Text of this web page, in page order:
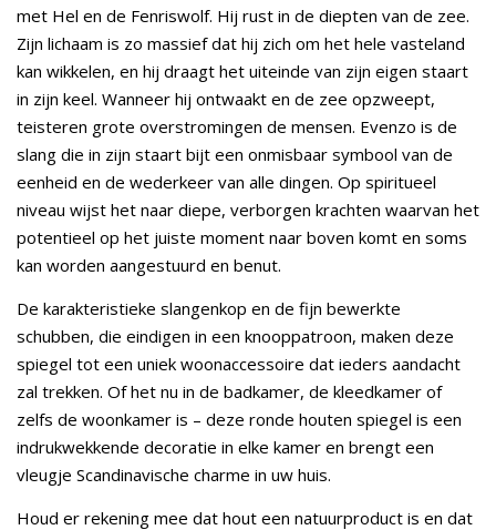
met Hel en de Fenriswolf. Hij rust in de diepten van de zee.
Zijn lichaam is zo massief dat hij zich om het hele vasteland
kan wikkelen, en hij draagt het uiteinde van zijn eigen staart
in zijn keel. Wanneer hij ontwaakt en de zee opzweept,
teisteren grote overstromingen de mensen. Evenzo is de
slang die in zijn staart bijt een onmisbaar symbool van de
eenheid en de wederkeer van alle dingen. Op spiritueel
niveau wijst het naar diepe, verborgen krachten waarvan het
potentieel op het juiste moment naar boven komt en soms
kan worden aangestuurd en benut.
De karakteristieke slangenkop en de fijn bewerkte
schubben, die eindigen in een knooppatroon, maken deze
spiegel tot een uniek woonaccessoire dat ieders aandacht
zal trekken. Of het nu in de badkamer, de kleedkamer of
zelfs de woonkamer is – deze ronde houten spiegel is een
indrukwekkende decoratie in elke kamer en brengt een
vleugje Scandinavische charme in uw huis.
Houd er rekening mee dat hout een natuurproduct is en dat